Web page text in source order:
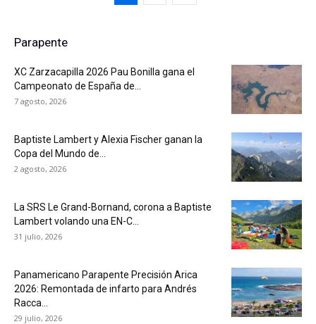
Parapente
XC Zarzacapilla 2026 Pau Bonilla gana el
Campeonato de España de...
7 agosto, 2026
Baptiste Lambert y Alexia Fischer ganan la
Copa del Mundo de...
2 agosto, 2026
La SRS Le Grand-Bornand, corona a Baptiste
Lambert volando una EN-C...
31 julio, 2026
Panamericano Parapente Precisión Arica
2026: Remontada de infarto para Andrés
Racca...
29 julio, 2026